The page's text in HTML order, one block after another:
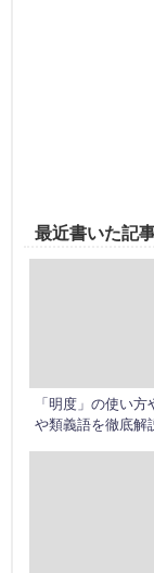
最近書いた記
「明度」の使い方
や類義語を徹底解